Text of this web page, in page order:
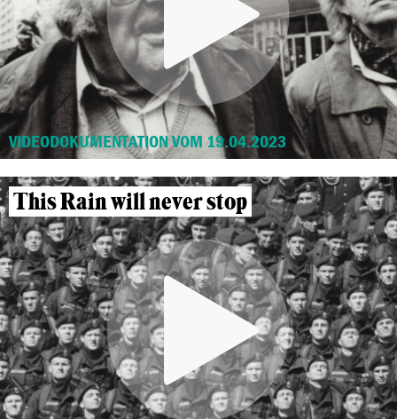
VIDEODOKUMENTATION VOM 19.04.2023
This Rain will never stop